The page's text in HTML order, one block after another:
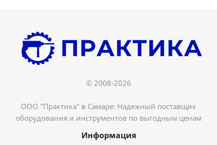
© 2008-2026
ООО "Практика" в Самаре: Надежный поставщик
оборудования и инструментов по выгодным ценам
Информация